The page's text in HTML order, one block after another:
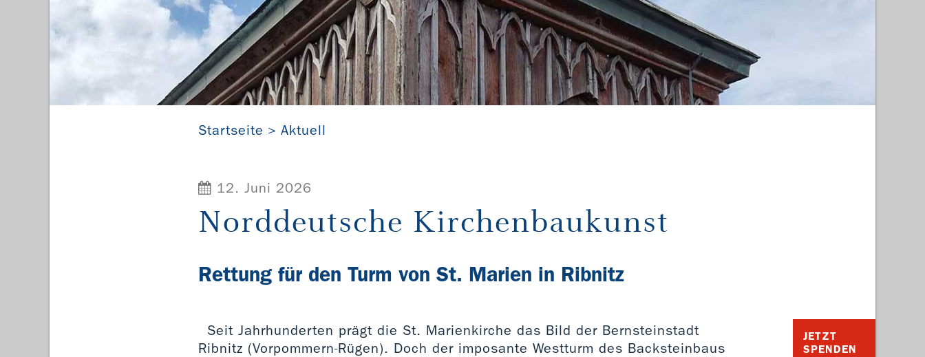
JETZT
SPENDEN
Startseite Aktuell
12. Juni 2026
Norddeutsche Kirchenbaukunst
Rettung für den Turm von St. Marien in Ribnitz
Seit Jahrhunderten prägt die St. Marienkirche das Bild der Bernsteinstadt
Ribnitz (Vorpommern-Rügen). Doch der imposante Westturm des Backsteinbaus